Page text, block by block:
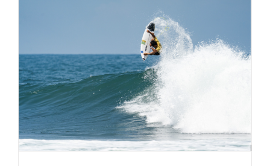
TE ENSEÑAMOS UN POCO SOBRE
TÉRMINOS DEL SURF
Noticias de Surf Noticias Surf